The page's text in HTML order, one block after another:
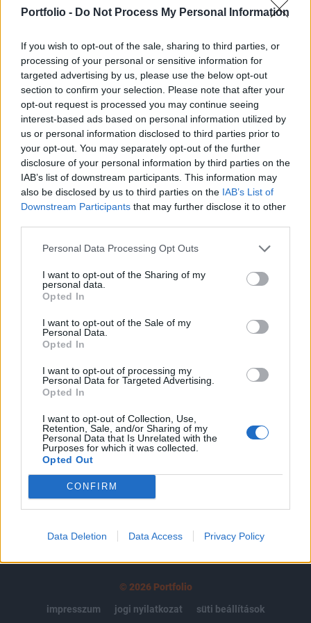
Portfolio - Do Not Process My Personal Information
If you wish to opt-out of the sale, sharing to third parties, or
processing of your personal or sensitive information for
targeted advertising by us, please use the below opt-out
section to confirm your selection. Please note that after your
opt-out request is processed you may continue seeing
interest-based ads based on personal information utilized by
us or personal information disclosed to third parties prior to
your opt-out. You may separately opt-out of the further
disclosure of your personal information by third parties on the
IAB’s list of downstream participants. This information may
also be disclosed by us to third parties on the IAB’s List of
Downstream Participants that may further disclose it to other
Personal Data Processing Opt Outs
I want to opt-out of the Sharing of my
personal data.
Opted In
I want to opt-out of the Sale of my
Personal Data.
Opted In
I want to opt-out of processing my
Personal Data for Targeted Advertising.
Opted In
I want to opt-out of Collection, Use,
Retention, Sale, and/or Sharing of my
Personal Data that Is Unrelated with the
Purposes for which it was collected.
Opted Out
CONFIRM
Data Deletion Data Access Privacy Policy
felvásárlási terveinek napvilágra kerülésével
tart, ezért a befektetési bankoktól a társaságok
papírjaira érkező ajánlások csak holnap lehetnek
hatással a papírok árfolyamára.
Az OMV venne, a befektetők nem. A régió fontosabb
indexei közül a BUX 0.1%-os, a lengyel WIG 20 0.9%-os, az
osztrák ATX 2%-os mínuszban, a cseh PX 50 0.97%-os
pluszban tartózkodik.Két napja esik az OMV árfolyama,
melynek hátterében egy felvásárlási ajánlat áll. Az olajipari
társaság az osztrák áramszolgáltatóra, a Verbundra 12.4
milliárd eurós értékű ajánlatot tenne. A...
KEDVES OLVASÓNK!
A keresett cikk a portfolio.hu hírarchívumához
tartozik, melynek olvasása előfizetéses
Az előfizetés a következőket tartalmazza:
Kötéslisták: BÉT elmúlt 2 év napon belüli
kötéslistái
Előfizetés
MÁR ELŐFIZETŐNK VAGY?BEJELENTKEZÉS
© 2026 Portfolio
impresszum
jogi nyilatkozat süti beállítások